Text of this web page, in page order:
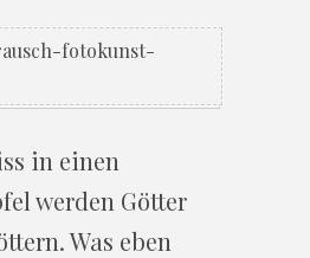
in einen
werden Götter
Was eben